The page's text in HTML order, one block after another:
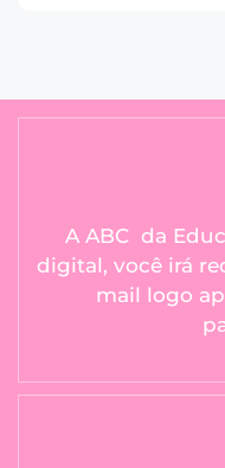
A ABC da
digital, você irá
mail logo